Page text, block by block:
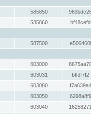
585850
585860
587500
603000
603031
603080
603050
603040